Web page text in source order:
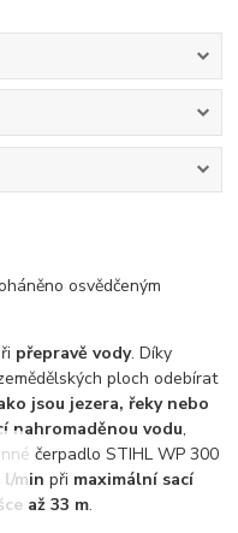
osvědčeným
přepravě vody. Díky
ploch odebírat
jsou jezera, řeky nebo
nahromaděnou vodu,
čerpadlo STIHL WP 300
l/min při maximální sací
až 33 m.